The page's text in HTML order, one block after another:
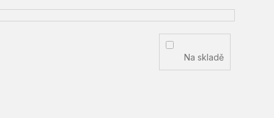
Na skladě